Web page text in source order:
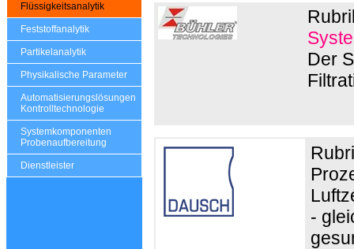
Flüssigkeitsanalytik
Feststoffanalytik
Partikelanalytik
Physikalische Parameter
Automatisierungslösungen
Kontrolltechnologie
Systemkomponenten
Probenaufbereitung
Dienstleister
Der
-